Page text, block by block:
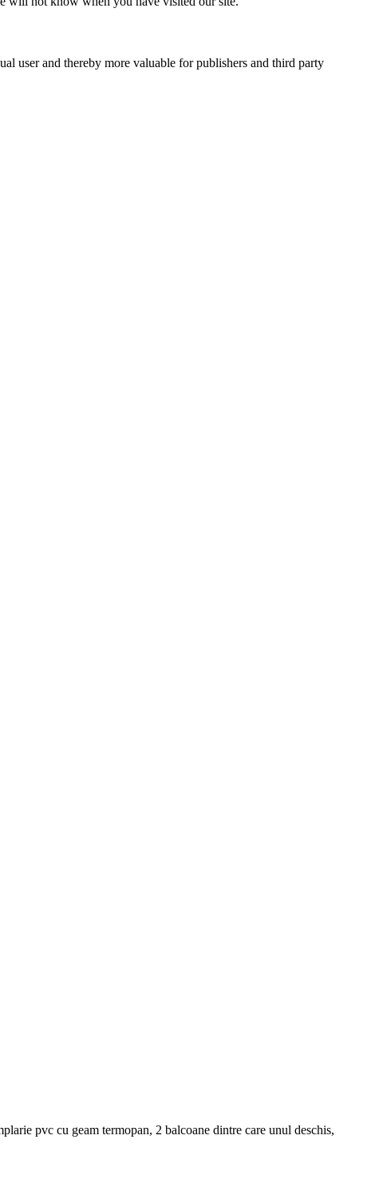
user and thereby more valuable for publishers and third party
pvc cu geam termopan, 2 balcoane dintre care unul deschis,